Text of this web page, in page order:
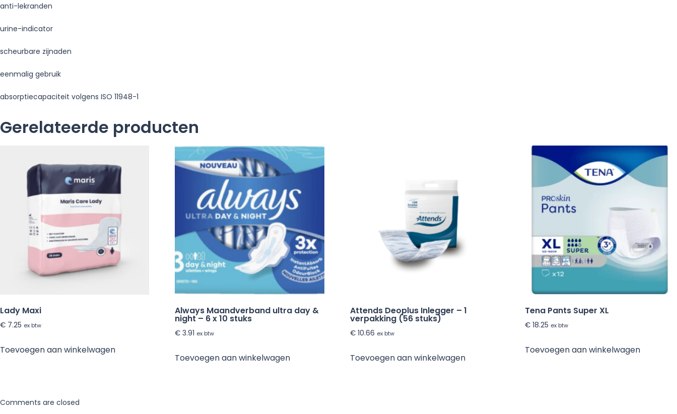
anti-lekranden
urine-indicator
scheurbare zijnaden
eenmalig gebruik
absorptiecapaciteit volgens ISO 11948-1
Gerelateerde producten
Lady Maxi
€ 7.25 ex btw
Toevoegen aan winkelwagen
Always Maandverband ultra day &
night – 6 x 10 stuks
€ 3.91 ex btw
Toevoegen aan winkelwagen
Attends Deoplus Inlegger – 1
verpakking (56 stuks)
€10.66 ex btw
Toevoegen aan winkelwagen
Tena Pants Super XL
€ 18.25 ex btw
Toevoegen aan winkelwagen
Comments are closed